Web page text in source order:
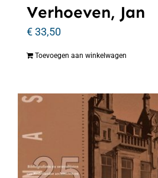
Verhoeven, Jan
€33,50
Toevoegen aan winkelwagen